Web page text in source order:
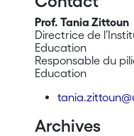
Prof. Tania Zittoun
Directrice de
Education
Responsable du
Education
Archives